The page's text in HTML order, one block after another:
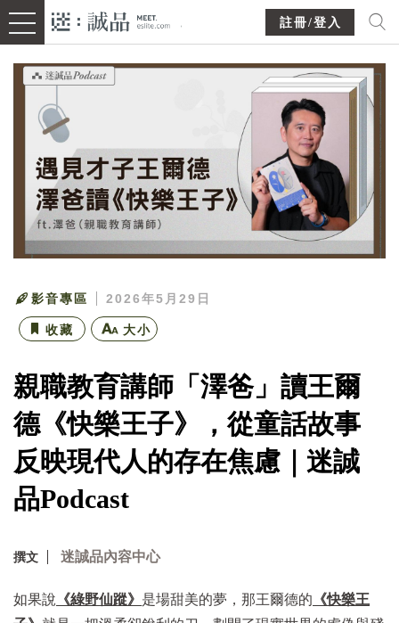
註冊/登入
影音專區 2026年5月29日
收藏 大小
親職教育講師「澤爸」讀王爾
德《快樂王子》，從童話故事
反映現代人的存在焦慮｜迷誠
品Podcast
撰文 迷誠品內容中心
如果說 《綠野仙蹤》 是場甜美的夢，那王爾德的 《快樂王